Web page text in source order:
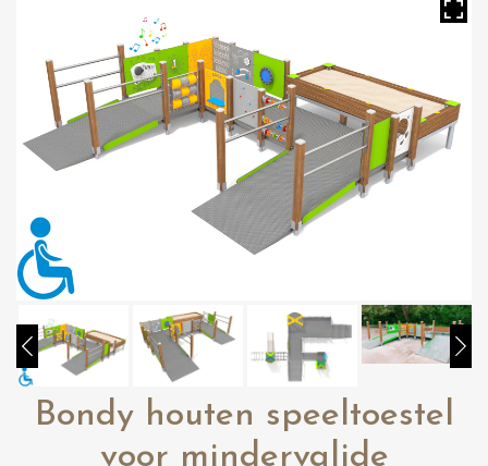
Bondy houten speeltoestel
voor mindervalide